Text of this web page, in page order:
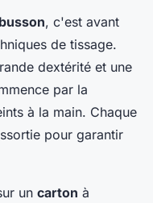
, c'est avant
de tissage.
dextérité et une
par la
à la main. Chaque
pour garantir
un carton à